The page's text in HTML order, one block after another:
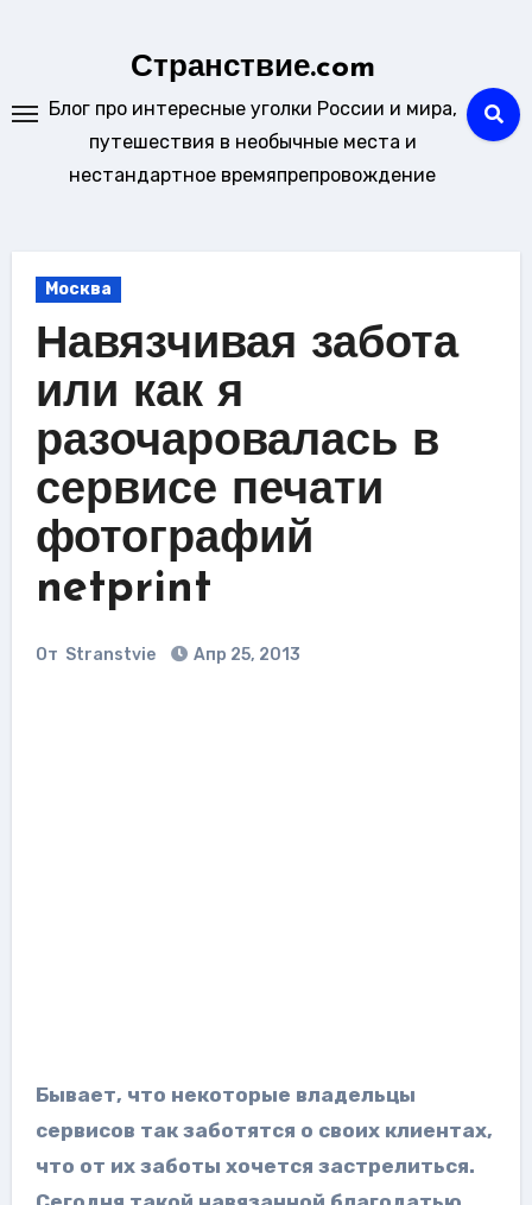
Странствие.com
Блог про интересные уголки России и мира,
путешествия в необычные места и
нестандартное времяпрепровождение
Москва
Навязчивая забота
или как я
разочаровалась в
сервисе печати
фотографий
netprint
От Stranstvie Апр 25, 2013
Бывает, что некоторые владельцы
сервисов так заботятся о своих клиентах,
что от их заботы хочется застрелиться.